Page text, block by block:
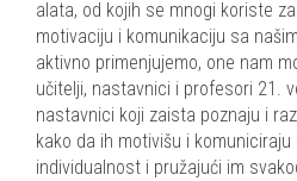
alata, od kojih se mnogi koriste
motivaciju i komunikaciju sa
aktivno primenjujemo, one nam
učitelji, nastavnici i profesori 21.
nastavnici koji zaista poznaju i
kako da ih motivišu i
individualnost i pružajući im